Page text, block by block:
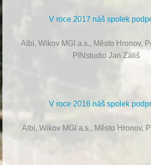
V roce 2017 náš spolek
Albi, Wikov MGI a.s., Město Hronov,
PINstudio Jan Záliš
V roce 2016 náš spolek
Albi, Wikov MGI a.s., Město Hronov,